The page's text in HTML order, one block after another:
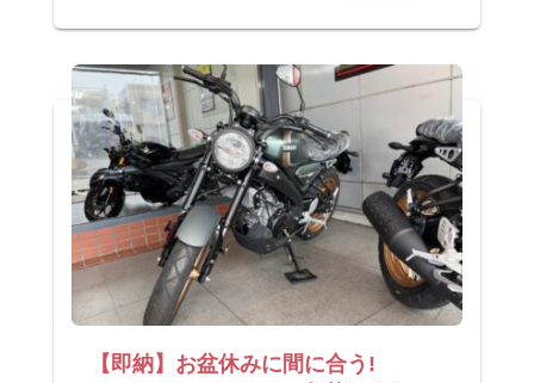
【即納】お盆休みに間に合う!